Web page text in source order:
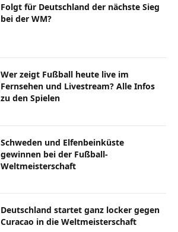
Folgt für Deutschland der nächste Sieg
bei der WM?
Wer zeigt Fußball heute live im
Fernsehen und Livestream? Alle Infos
zu den Spielen
Schweden und Elfenbeinküste
gewinnen bei der Fußball-
Weltmeisterschaft
Deutschland startet ganz locker gegen
Curacao in die Weltmeisterschaft